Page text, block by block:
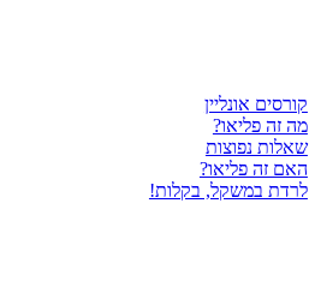
קורסים אונליין
מה זה פליאו?
שאלות נפוצות
האם זה פליאו?
לרדת במשקל, בקלות!